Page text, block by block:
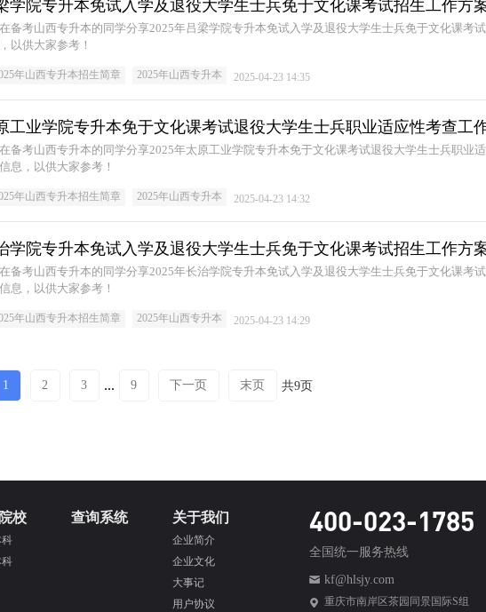
学院专升本免试入学及退役大学生士兵免于文化课考试招生工作方
备考山西专升本的同学分享2025年吕梁学院专升本免试入学及退役大学生士兵免于文化课考
以供大家参考！
年山西专升本招生简章 2025年山西专升本 2025-04-23 14:35
工业学院专升本免于文化课考试退役大学生士兵职业适应性考查工作
备考山西专升本的同学分享2025年太原工业学院专升本免于文化课考试退役大学生士兵职业
息，以供大家参考！
年山西专升本招生简章 2025年山西专升本 2025-04-23 14:32
学院专升本免试入学及退役大学生士兵免于文化课考试招生工作方
备考山西专升本的同学分享2025年长治学院专升本免试入学及退役大学生士兵免于文化课考
息，以供大家参考！
年山西专升本招生简章 2025年山西专升本 2025-04-23 14:29
1 2 3 ... 9 下一页 末页 共9页
校
科
查询系统 关于我们
企业简介
企业文化
大事记
用户协议
400-023-1785
全国统一服务热线
kf@hlsjy.com
重庆市南岸区茶园同景国际S组